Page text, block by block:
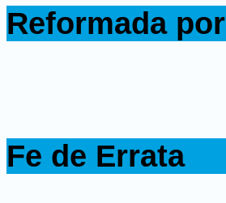
Reformada por
Fe de Errata